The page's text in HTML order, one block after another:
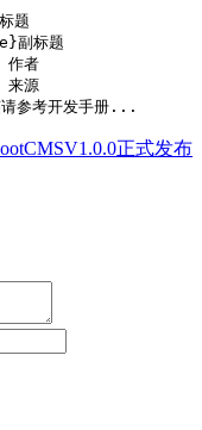
题
标题
者
源
请参考开发手册...
正式发布